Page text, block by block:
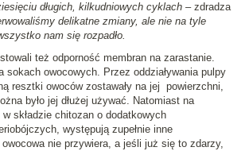
długich, kilkudniowych cyklach – zdradza
delikatne zmiany, ale nie na tyle
nam się rozpadło.
też odporność membran na zarastanie.
sokach owocowych. Przez oddziaływania pulpy
resztki owoców zostawały na jej powierzchni,
było jej dłużej używać. Natomiast na
składzie chitozan o dodatkowych
występują zupełnie inne
owocowa nie przywiera, a jeśli już się to zdarzy,